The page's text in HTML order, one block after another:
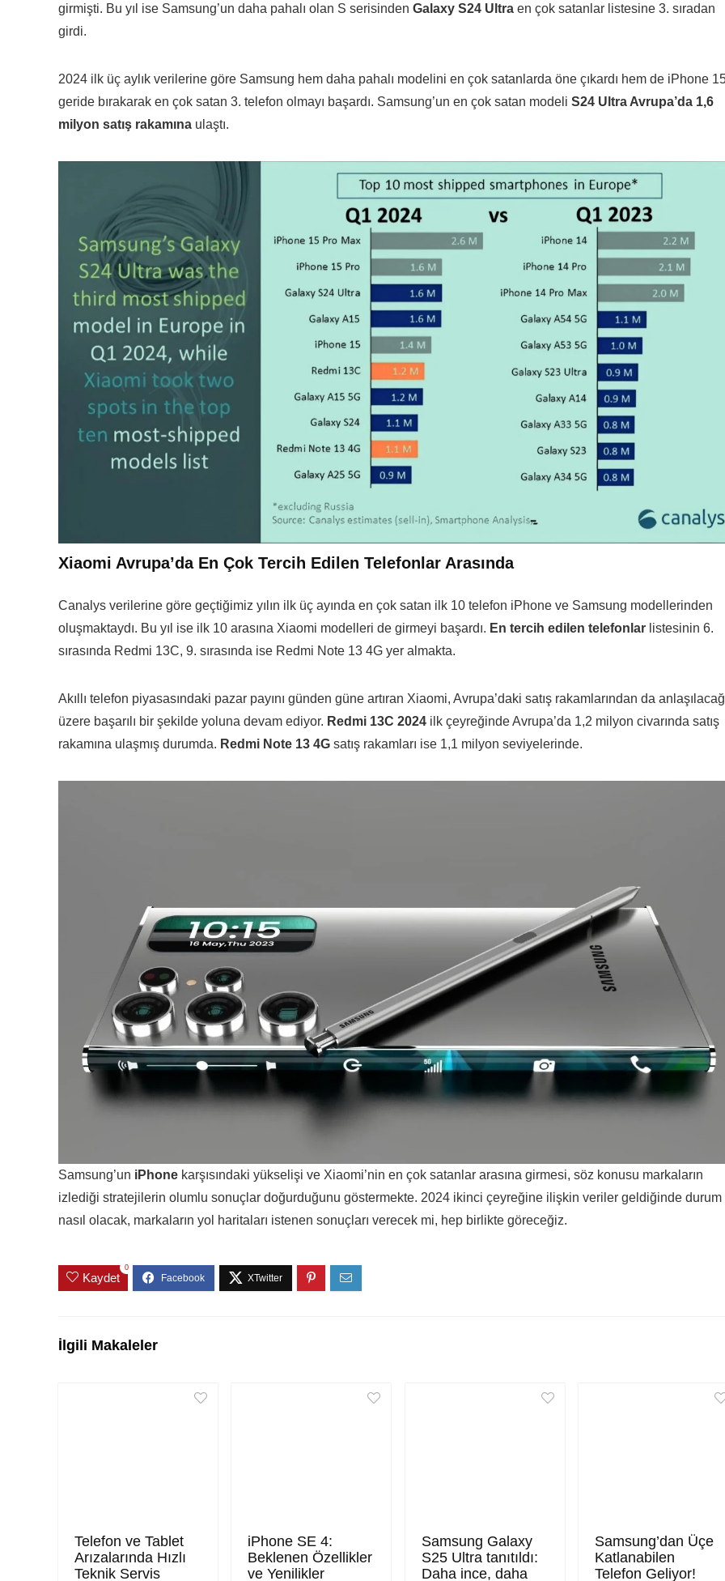
girmişti. Bu yıl ise Samsung’un daha pahalı olan S serisinden Galaxy S24 Ultra en çok satanlar listesine 3. sıradan
girdi.
2024 ilk üç aylık verilerine göre Samsung hem daha pahalı modelini en çok satanlarda öne çıkardı hem de iPhone
geride bırakarak en çok satan 3. telefon olmayı başardı. Samsung’un en çok satan modeli S24 Ultra Avrupa’da 1,6
milyon satış rakamına ulaştı.
Xiaomi Avrupa’da En Çok Tercih Edilen Telefonlar Arasında
Canalys verilerine göre geçtiğimiz yılın ilk üç ayında en çok satan ilk 10 telefon iPhone ve Samsung modellerinden
oluşmaktaydı. Bu yıl ise ilk 10 arasına Xiaomi modelleri de girmeyi başardı. En tercih edilen telefonlar listesinin 6.
sırasında Redmi 13C, 9. sırasında ise Redmi Note 13 4G yer almakta.
Akıllı telefon piyasasındaki pazar payını günden güne artıran Xiaomi, Avrupa’daki satış rakamlarından da
üzere başarılı bir şekilde yoluna devam ediyor. Redmi 13C 2024 ilk çeyreğinde Avrupa’da 1,2 milyon civarında satış
rakamına ulaşmış durumda. Redmi Note 13 4G satış rakamları ise 1,1 milyon seviyelerinde.
Samsung’un iPhone karşısındaki yükselişi ve Xiaomi’nin en çok satanlar arasına girmesi, söz konusu markaların
izlediği stratejilerin olumlu sonuçlar doğurduğunu göstermekte. 2024 ikinci çeyreğine ilişkin veriler geldiğinde durum
nasıl olacak, markaların yol haritaları istenen sonuçları verecek mi, hep birlikte göreceğiz.
Kaydet
0
İlgili Makaleler
Telefon ve Tablet
Arızalarında Hızlı
Teknik Servis
iPhone SE 4:
Beklenen Özellikler
ve Yenilikler
Samsung Galaxy
S25 Ultra tanıtıldı:
Daha ince, daha
Samsung’dan Üçe
Katlanabilen
Telefon Geliyor!